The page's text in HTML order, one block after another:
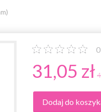
0
31,05 zł
Dodaj do